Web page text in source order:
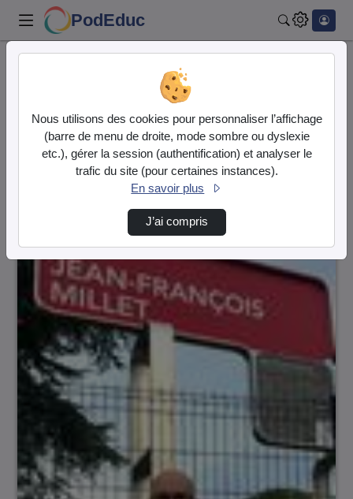
PodEduc
65 vidéos trouvées
Audio Vidéo
Direction de tri
Nous utilisons des cookies pour personnaliser l’affichage
(barre de menu de droite, mode sombre ou dyslexie
etc.), gérer la session (authentification) et analyser le
trafic du site (pour certaines instances).
En savoir plus
J’ai compris